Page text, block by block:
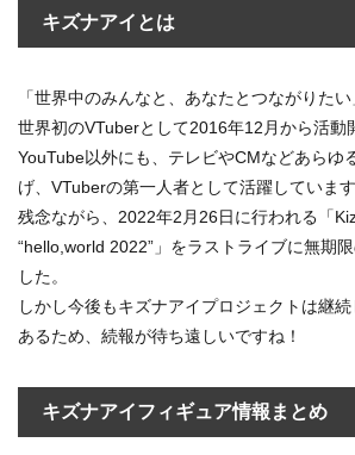
キズナアイとは
「世界中のみんなと、あなたとつながりたい
世界初のVTuberとして2016年12月から活動
YouTube以外にも、テレビやCMなどあらゆ
げ、VTuberの第一人者として活躍しています
残念ながら、2022年2月26日に行われる「
“hello,world 2022”」をラストライブに無期
した。
しかし今後もキズナアイプロジェクトは継
あるため、続報が待ち遠しいですね！
キズナアイフィギュア情報まとめ